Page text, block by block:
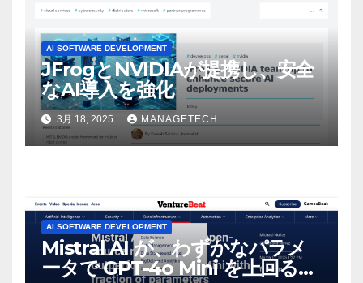
AI SOFTWARE DEVELOPMENT
JFrogとNVIDIAが提携し、安全
なAI導入を強化
3月 18, 2025 MANAGETECH
AI SOFTWARE DEVELOPMENT
Mistral AI が、わずかなパラメ
ータで GPT-4o Mini を上回る新